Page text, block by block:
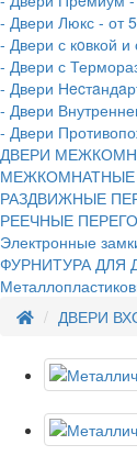
- Двери Люкс - от
- Двери с кoвкой и
- Двери с
- Двери
- Двери
- Двери
ДВЕРИ
МЕЖКОМНАТНЫЕ
РАЗДВИЖНЫЕ
РЕЕЧНЫЕ
Электронные
ФУРНИТУРА ДЛЯ
ДВЕРИ